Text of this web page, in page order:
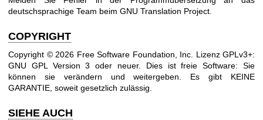
deutschsprachige Team beim GNU Translation Project
COPYRIGHT
Copyright © 2026 Free Software Foundation, Inc. Lizenz GPLv3+:
GNU GPL Version 3 oder neuer. Dies ist freie Software: Sie
können sie verändern und weitergeben. Es gibt KEINE
GARANTIE, soweit gesetzlich zulässig.
SIEHE AUCH